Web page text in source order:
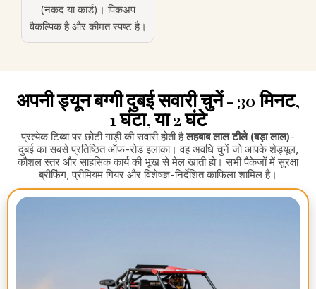
(नकद या कार्ड)। पिकअप
वैकल्पिक है और कीमत स्पष्ट है।
अपनी ड्यून बग्गी दुबई सवारी चुनें - 30 मिनट,
1 घंटा, या 2 घंटे
प्रत्येक टिब्बा पर छोटी गाड़ी की सवारी होती हैलहबाब लाल टीले (बड़ा लाल)-
दुबई का सबसे प्रतिष्ठित ऑफ-रोड इलाका। वह अवधि चुनें जो आपके शेड्यूल,
कौशल स्तर और साहसिक कार्य की भूख से मेल खाती हो। सभी पैकेजों में सुरक्षा
ब्रीफिंग, प्रीमियम गियर और विशेषज्ञ-निर्देशित काफिला शामिल है।